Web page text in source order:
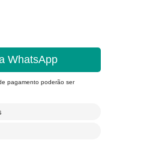
WhatsApp
pagamento poderão ser